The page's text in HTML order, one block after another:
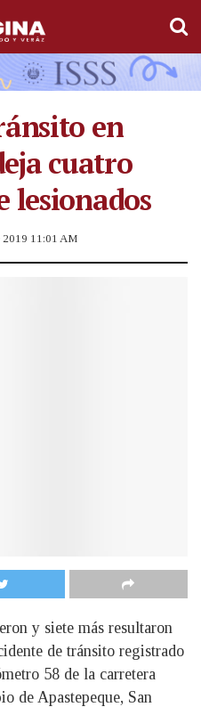
en
cuatro
lesionados
2019 11:01 AM
y siete más resultaron
de tránsito registrado
58 de la carretera
de Apastepeque, San